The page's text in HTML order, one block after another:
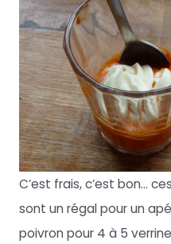
C’est frais, c’est bon…
sont un régal pour un
poivron pour 4 à 5